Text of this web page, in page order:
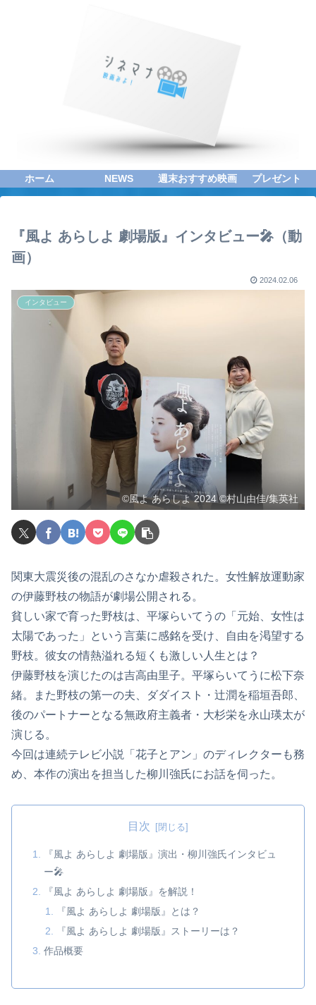
ホーム NEWS 週末おすすめ映画 プレゼント
『風よ あらしよ 劇場版』インタビュー🎤（動
画）
2024.02.06
インタビュー
©風よ あらしよ 2024 ©村山由佳/集英社
関東大震災後の混乱のさなか虐殺された。女性解放運動家
の伊藤野枝の物語が劇場公開される。
貧しい家で育った野枝は、平塚らいてうの「元始、女性は
太陽であった」という言葉に感銘を受け、自由を渇望する
野枝。彼女の情熱溢れる短くも激しい人生とは？
伊藤野枝を演じたのは吉高由里子。平塚らいてうに松下奈
緒。また野枝の第一の夫、ダダイスト・辻潤を稲垣吾郎、
後のパートナーとなる無政府主義者・大杉栄を永山瑛太が
演じる。
今回は連続テレビ小説「花子とアン」のディレクターも務
め、本作の演出を担当した柳川強氏にお話を伺った。
目次
『風よ あらしよ 劇場版』演出・柳川強氏インタビュ
ー🎤
『風よ あらしよ 劇場版』を解説！
『風よ あらしよ 劇場版』とは？
『風よ あらしよ 劇場版』ストーリーは？
作品概要